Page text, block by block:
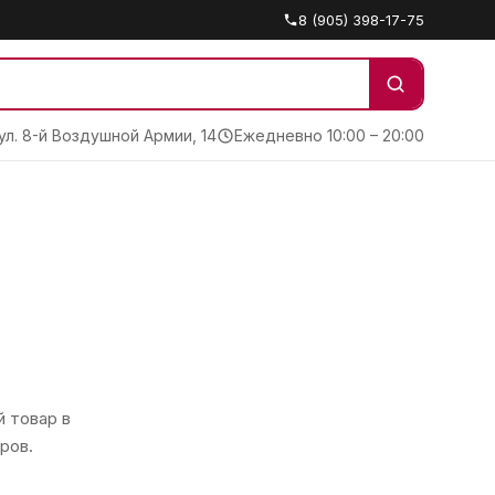
8 (905) 398-17-75
8-й Воздушной Армии, 14 Ежедневно 10:00 – 20:00
товар в